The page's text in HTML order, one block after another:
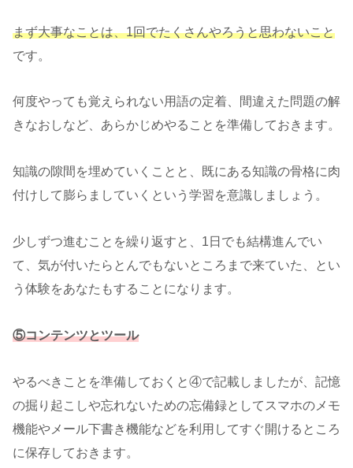
まず大事なことは、1回でたくさんやろうと思わないこと
です。
何度やっても覚えられない用語の定着、間違えた問題の解
きなおしなど、あらかじめやることを準備しておきます。
知識の隙間を埋めていくことと、既にある知識の骨格に肉
付けして膨らましていくという学習を意識しましょう。
少しずつ進むことを繰り返すと、1日でも結構進んでい
て、気が付いたらとんでもないところまで来ていた、とい
う体験をあなたもすることになります。
⑤コンテンツとツール
やるべきことを準備しておくと④で記載しましたが、記憶
の掘り起こしや忘れないための忘備録としてスマホのメモ
機能やメール下書き機能などを利用してすぐ開けるところ
に保存しておきます。